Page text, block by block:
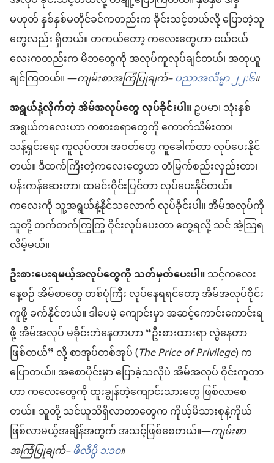
မဟုတ် နှစ်နှစ်မတိုင်ခင်ကတည်းက ခိုင်းသင့်တယ်လို့ ပြောတဲ့သူ
တွေလည်း ရှိတယ်။ တကယ်တော့ ကလေးတွေဟာ ငယ်ငယ်
လေးကတည်းက မိဘတွေကို အလုပ်ကူလုပ်ချင်တယ်၊ အတုယူ
ချင်ကြတယ်။ —ကျမ်းစာအကြံပြုချက်–ပညာအလိမ္မာ ၂၂:၆။
အရွယ်နဲ့လိုက်တဲ့ အိမ်အလုပ်တွေ လုပ်ခိုင်းပါ။ဥပမာ၊ သုံးနှစ်
အရွယ်ကလေးဟာ ကစားစရာတွေကို ကောက်သိမ်းတာ၊
သန့်ရှင်းရေး ကူလုပ်တာ၊ အဝတ်တွေ ကူခေါက်တာ လုပ်ပေးနိုင်
တယ်။ ဒီထက်ကြီးတဲ့ကလေးတွေဟာ တံမြက်စည်းလှည်းတာ၊
ပန်းကန်ဆေးတာ၊ ထမင်းဝိုင်းပြင်တာ လုပ်ပေးနိုင်တယ်။
ကလေးကို သူ့အရွယ်နဲ့နိုင်သလောက် လုပ်ခိုင်းပါ။ အိမ်အလုပ်ကို
သူတို့ တက်တက်ကြွကြွ ဝိုင်းလုပ်ပေးတာ တွေ့ရလို့ သင် အံ့သြရ
လိမ့်မယ်။
ဦးစားပေးရမယ့်အလုပ်တွေကို သတ်မှတ်ပေးပါ။သင့်ကလေး
နေ့စဉ် အိမ်စာတွေ တစ်ပုံကြီး လုပ်နေရရင်တော့ အိမ်အလုပ်ဝိုင်း
ကူဖို့ ခက်နိုင်တယ်။ ဒါပေမဲ့ ကျောင်းမှာ အဆင့်ကောင်းကောင်းရ
ဖို့ အိမ်အလုပ် မခိုင်းဘဲနေတာဟာ “ဦးစားထားရာ လွဲနေတာ
ဖြစ်တယ်” လို့ စာအုပ်တစ်အုပ် (The Price of Privilege) က
ပြောတယ်။ အစောပိုင်းမှာ ပြောခဲ့သလိုပဲ အိမ်အလုပ် ဝိုင်းကူတာ
ဟာ ကလေးတွေကို ထူးချွန်တဲ့ကျောင်းသားတွေ ဖြစ်လာစေ
တယ်။ သူတို့ သင်ယူသိရှိလာတာတွေက ကိုယ့်မိသားစုနဲ့ကိုယ်
ဖြစ်လာမယ့်အချိန်အတွက် အသင့်ဖြစ်စေတယ်။—ကျမ်းစာ
အကြံပြုချက်–ဖိလိပ္ပိ ၁:၁၀။